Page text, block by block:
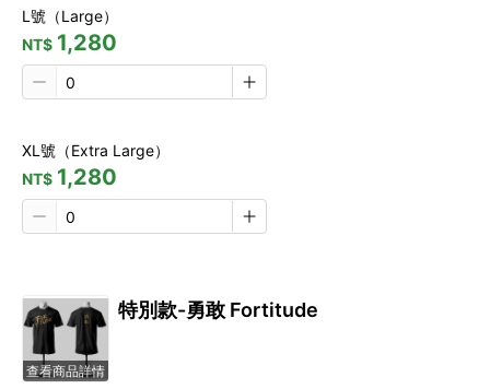
L號（Large）
NT$ 1,280
XL號（Extra Large）
NT$ 1,280
查看商品詳情
特別款-勇敢 Fortitude